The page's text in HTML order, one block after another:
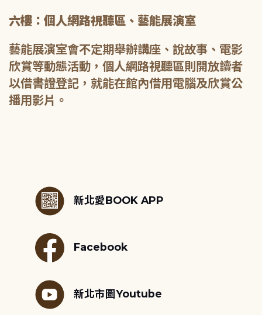
六樓：個人網路視聽區、藝能展演室
藝能展演室會不定期舉辦講座、說故事、電影
欣賞等動態活動，個人網路視聽區則開放讀者
以借書證登記，就能在館內借用電腦及欣賞公
播用影片。
新北愛BOOK APP
Facebook
新北市圖Youtube